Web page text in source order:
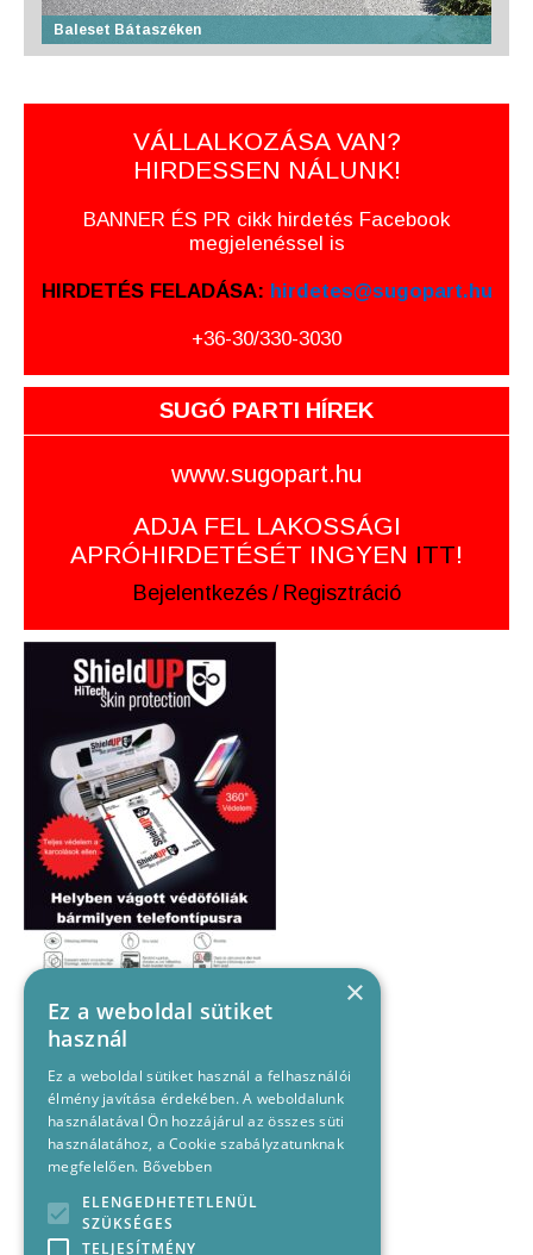
Baleset Bátaszéken
VÁLLALKOZÁSA VAN?
HIRDESSEN NÁLUNK!
BANNER ÉS PR cikk hirdetés Facebook
megjelenéssel is
HIRDETÉS FELADÁSA: hirdetes@sugopart.hu
+36-30/330-3030
SUGÓ PARTI HÍREK
www.sugopart.hu
ADJA FEL LAKOSSÁGI
APRÓHIRDETÉSÉT INGYEN ITT!
Bejelentkezés / Regisztráció
×
Ez a weboldal sütiket
használ
Ez a weboldal sütiket használ a felhasználói
élmény javítása érdekében. A weboldalunk
használatával Ön hozzájárul az összes süti
használatához, a Cookie szabályzatunknak
megfelelően. Bővebben
ELENGEDHETETLENÜL
SZÜKSÉGES
TELJESÍTMÉNY